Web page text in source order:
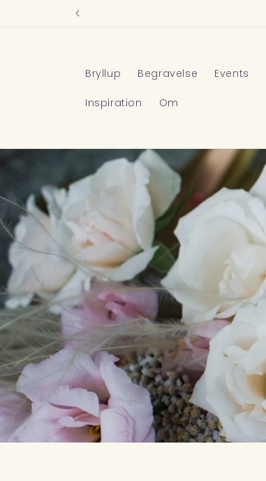
Bryllup Begravelse Events
Inspiration Om